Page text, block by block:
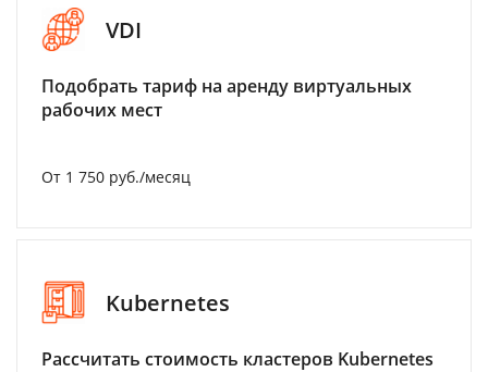
VDI
Подобрать тариф на аренду виртуальных
рабочих мест
От 1 750 руб./месяц
Kubernetes
Рассчитать стоимость кластеров Kubernetes